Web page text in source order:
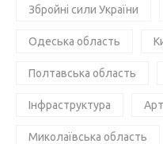
Збройні сили України
Одеська область
Полтавська область
Інфраструктура
Миколаївська область